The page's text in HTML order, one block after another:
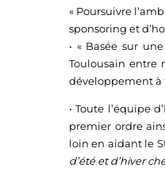
« Poursuivre
sponsoring et
• « Basée sur
Toulousain
développement à
• Toute l’équipe
premier ordre
loin en aidant le
d’été et d’hiver